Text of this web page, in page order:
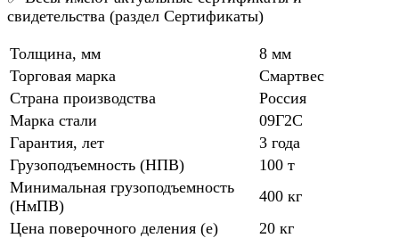
свидетельства (раздел Сертификаты)
Толщина, мм
8 мм
Торговая марка
Смартвес
Страна производства
Россия
Марка стали
09Г2С
Гарантия, лет
3 года
Грузоподъемность (НПВ)
100 т
Минимальная грузоподъемность
(НмПВ)
400 кг
Цена поверочного деления (е)
20 кг